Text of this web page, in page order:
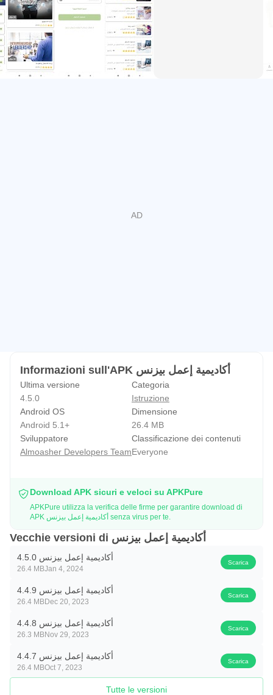
Informazioni sull'APK أكاديمية إعمل بيزنس
Ultima versione
4.5.0
Categoria
Istruzione
Android OS
Android 5.1+
Dimensione
26.4 MB
Sviluppatore
Almoasher Developers Team
Classificazione dei contenuti
Everyone
Download APK sicuri e veloci su APKPure
APKPure utilizza la verifica delle firme per garantire download di
APK أكاديمية إعمل بيزنس senza virus per te.
Vecchie versioni di أكاديمية إعمل بيزنس
أكاديمية إعمل بيزنس 4.5.0
26.4 MBJan 4, 2024
Scarica
أكاديمية إعمل بيزنس 4.4.9
26.4 MBDec 20, 2023
Scarica
أكاديمية إعمل بيزنس 4.4.8
26.3 MBNov 29, 2023
Scarica
أكاديمية إعمل بيزنس 4.4.7
26.4 MBOct 7, 2023
Scarica
Tutte le versioni